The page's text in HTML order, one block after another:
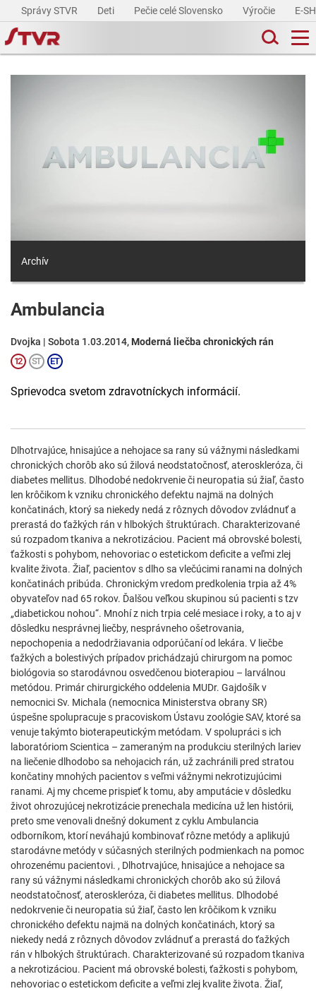
Správy STVR Deti Pečie celé Slovensko Výročie E-
Archív
Ambulancia
Dvojka | Sobota 1.03.2014, Moderná liečba chronických rán
Sprievodca svetom zdravotníckych informácií.
Dlhotrvajúce, hnisajúce a nehojace sa rany sú vážnymi následkami
chronických chorôb ako sú žilová neodstatočnosť, ateroskleróza, či
diabetes mellitus. Dlhodobé nedokrvenie či neuropatia sú žiaľ, často
len krôčikom k vzniku chronického defektu najmä na dolných
končatinách, ktorý sa niekedy nedá z rôznych dôvodov zvládnuť a
prerastá do ťažkých rán v hlbokých štruktúrach. Charakterizované
sú rozpadom tkaniva a nekrotizáciou. Pacient má obrovské bolesti,
ťažkosti s pohybom, nehovoriac o estetickom deficite a veľmi zlej
kvalite života. Žiaľ, pacientov s dlho sa vlečúcimi ranami na dolných
končatinách pribúda. Chronickým vredom predkolenia trpia až 4%
obyvateľov nad 65 rokov. Ďalšou veľkou skupinou sú pacienti s tzv
„diabetickou nohou“. Mnohí z nich trpia celé mesiace i roky, a to aj v
dôsledku nesprávnej liečby, nesprávneho ošetrovania,
nepochopenia a nedodržiavania odporúčaní od lekára. V liečbe
ťažkých a bolestivých prípadov prichádzajú chirurgom na pomoc
biológovia so starodávnou osvedčenou bioterapiou – larválnou
metódou. Primár chirurgického oddelenia MUDr. Gajdošík v
nemocnici Sv. Michala (nemocnica Ministerstva obrany SR)
úspešne spolupracuje s pracoviskom Ústavu zoológie SAV, ktoré sa
venuje takýmto bioterapeutickým metódam. V spolupráci s ich
laboratóriom Scientica – zameraným na produkciu sterilných lariev
na liečenie dlhodobo sa nehojacich rán, už zachránili pred stratou
končatiny mnohých pacientov s veľmi vážnymi nekrotizujúcimi
ranami. Aj my chceme prispieť k tomu, aby amputácie v dôsledku
život ohrozujúcej nekrotizácie prenechala medicína už len histórii,
preto sme venovali dnešný dokument z cyklu Ambulancia
odborníkom, ktorí neváhajú kombinovať rôzne metódy a aplikujú
starodávne metódy v súčasných sterilných podmienkach na pomoc
ohrozenému pacientovi. , Dlhotrvajúce, hnisajúce a nehojace sa
rany sú vážnymi následkami chronických chorôb ako sú žilová
neodstatočnosť, ateroskleróza, či diabetes mellitus. Dlhodobé
nedokrvenie či neuropatia sú žiaľ, často len krôčikom k vzniku
chronického defektu najmä na dolných končatinách, ktorý sa
niekedy nedá z rôznych dôvodov zvládnuť a prerastá do ťažkých
rán v hlbokých štruktúrach. Charakterizované sú rozpadom tkaniva
a nekrotizáciou. Pacient má obrovské bolesti, ťažkosti s pohybom,
nehovoriac o estetickom deficite a veľmi zlej kvalite života. Žiaľ,